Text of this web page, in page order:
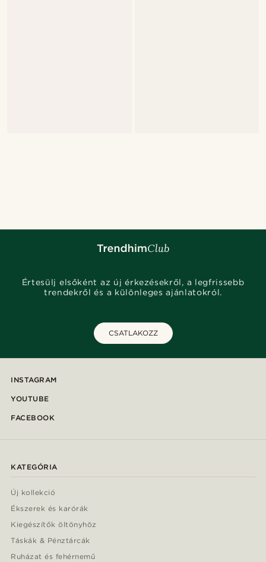
Értesülj elsőként az új érkezésekről, a legfrissebb
trendekről és a különleges ajánlatokról.
CSATLAKOZZ
INSTAGRAM
YOUTUBE
FACEBOOK
KATEGÓRIA
Új kollekció
Ékszerek és karórák
Kiegészítők öltönyhöz
Táskák & Pénztárcák
Ruházat és fehérnemű